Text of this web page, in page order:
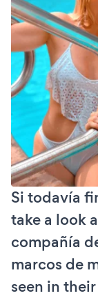
Si todavía
take a look
compañía
marcos de
seen in